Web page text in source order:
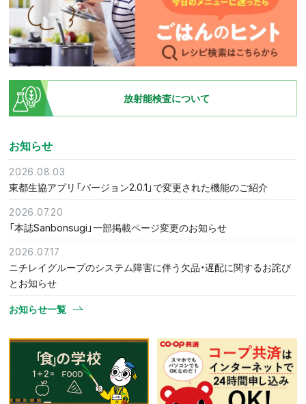
放射能検査について
お知らせ
2026.08.03
東都生協アプリ「バージョン2.0.1」で変更された機能のご紹介
2026.07.20
「本誌Sanbonsugi」一部掲載ページ変更のお知らせ
2026.07.17
ニチレイグループのシステム障害に伴う欠品・遅配に関するお詫び
とお知らせ
お知らせ一覧